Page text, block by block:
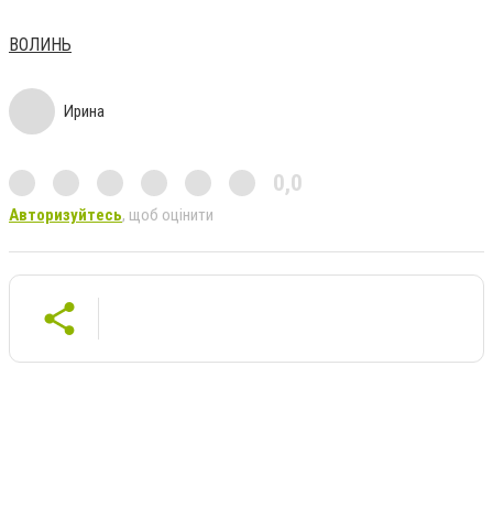
ВОЛИНЬ
Ирина
0,0
Авторизуйтесь, щоб оцінити